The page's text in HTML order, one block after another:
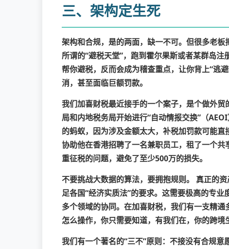
三、架构定生死
架构和合规，是的两面，缺一不可。但很多老板
所谓的“避税天堂”，跑到霍尔果斯或者某群岛
帮你避税，反而会成为稽查重点，让你背上“逃
消，甚至面临巨额罚款。
我们加喜财税最近接手的一个案子，是个做外
局和内地税务局开始进行“自动情报交换” （
的蚂蚁，因为涉及金额太大，补税加罚款可能
协助他在香港招聘了一名兼职员工，租了一个
重征税的问题，避免了至少500万的损失。
不要挑战大数据的算法，要拥抱规则。
真正的
足各国“经济实质法”的要求。这需要极高的专
多个领域的协同。在加喜财税，我们有一支精通
怎么操作，你只需要知道，有我们在，你的跨境
我们有一个著名的“三不”原则：不接没有合规